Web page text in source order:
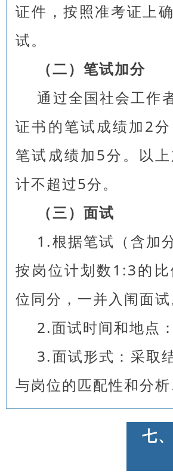
证件，按照准考证上
试。
（二）笔试加分
通过全国社会工作
证书的笔试成绩加2
笔试成绩加5分。以
计不超过5分。
（三）面试
1.根据笔试（含加
按岗位计划数1:3的
位同分，一并入闱面
2.面试时间和地点
3.面试形式：采取
与岗位的匹配性和分
七